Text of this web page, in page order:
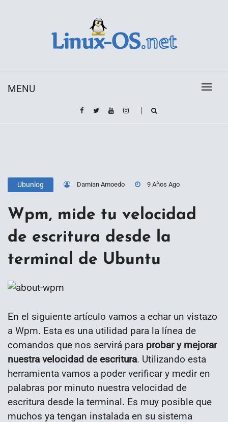
MENU
Ubunlog Damian Amoedo 9 Años Ago
Wpm, mide tu velocidad
de escritura desde la
terminal de Ubuntu
En el siguiente artículo vamos a echar un vistazo
a Wpm. Esta es una utilidad para la línea de
comandos que nos servirá para probar y mejorar
nuestra velocidad de escritura. Utilizando esta
herramienta vamos a poder verificar y medir en
palabras por minuto nuestra velocidad de
escritura desde la terminal. Es muy posible que
muchos ya tengan instalada en su sistema